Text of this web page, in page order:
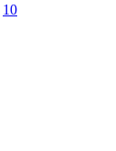
10